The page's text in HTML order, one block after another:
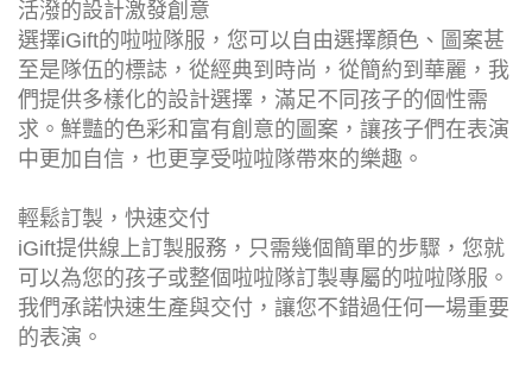
活潑的設計激發創意
選擇iGift的啦啦隊服，您可以自由選擇顏色、圖案甚
至是隊伍的標誌，從經典到時尚，從簡約到華麗，我
們提供多樣化的設計選擇，滿足不同孩子的個性需
求。鮮豔的色彩和富有創意的圖案，讓孩子們在表演
中更加自信，也更享受啦啦隊帶來的樂趣。
輕鬆訂製，快速交付
iGift提供線上訂製服務，只需幾個簡單的步驟，您就
可以為您的孩子或整個啦啦隊訂製專屬的啦啦隊服。
我們承諾快速生產與交付，讓您不錯過任何一場重要
的表演。